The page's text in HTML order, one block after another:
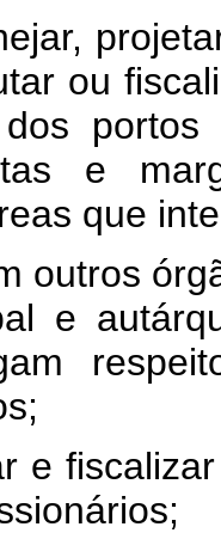
ou
dos
e
que
outros
e
e